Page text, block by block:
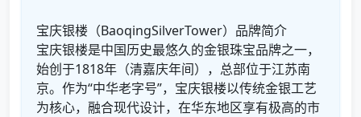
宝庆银楼（BaoqingSilverTower）品牌简介
宝庆银楼是中国历史最悠久的金银珠宝品牌之一，
始创于1818年（清嘉庆年间），总部位于江苏南
京。作为“中华老字号”，宝庆银楼以传统金银工艺
为核心，融合现代设计，在华东地区享有极高的市